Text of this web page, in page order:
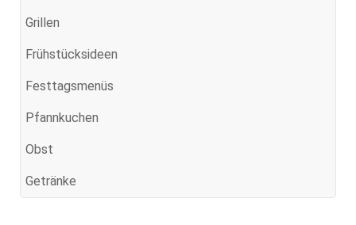
Grillen
Frühstücksideen
Festtagsmenüs
Pfannkuchen
Obst
Getränke